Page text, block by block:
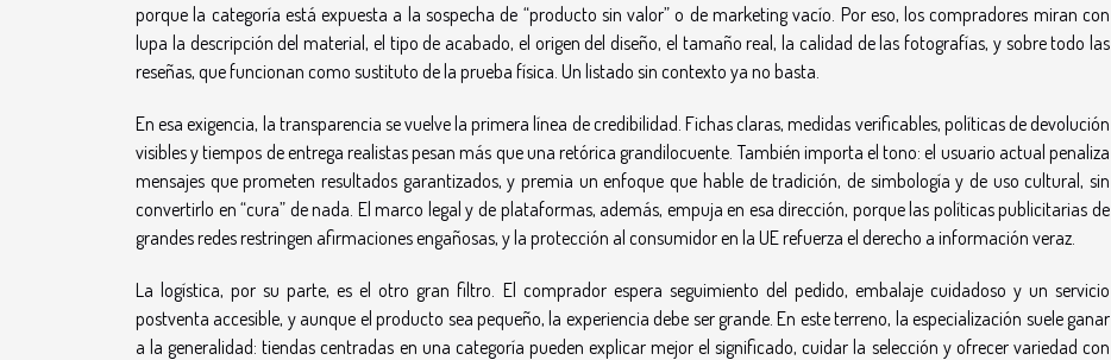
porque la categoría está expuesta a la sospecha de “producto sin valor” o de marketing vacío. Por eso, los compradores miran con
lupa la descripción del material, el tipo de acabado, el origen del diseño, el tamaño real, la calidad de las fotografías, y sobre todo las
reseñas, que funcionan como sustituto de la prueba física. Un listado sin contexto ya no basta.
En esa exigencia, la transparencia se vuelve la primera línea de credibilidad. Fichas claras, medidas verificables, políticas de devolución
visibles y tiempos de entrega realistas pesan más que una retórica grandilocuente. También importa el tono: el usuario actual penaliza
mensajes que prometen resultados garantizados, y premia un enfoque que hable de tradición, de simbología y de uso cultural, sin
convertirlo en “cura” de nada. El marco legal y de plataformas, además, empuja en esa dirección, porque las políticas publicitarias de
grandes redes restringen afirmaciones engañosas, y la protección al consumidor en la UE refuerza el derecho a información veraz.
La logística, por su parte, es el otro gran filtro. El comprador espera seguimiento del pedido, embalaje cuidadoso y un servicio
postventa accesible, y aunque el producto sea pequeño, la experiencia debe ser grande. En este terreno, la especialización suele ganar
a la generalidad: tiendas centradas en una categoría pueden explicar mejor el significado, cuidar la selección y ofrecer variedad con